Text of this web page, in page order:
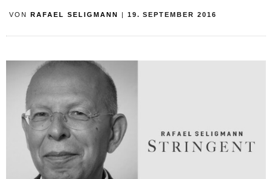
VON RAFAEL SELIGMANN | 19. SEPTEMBER 2016